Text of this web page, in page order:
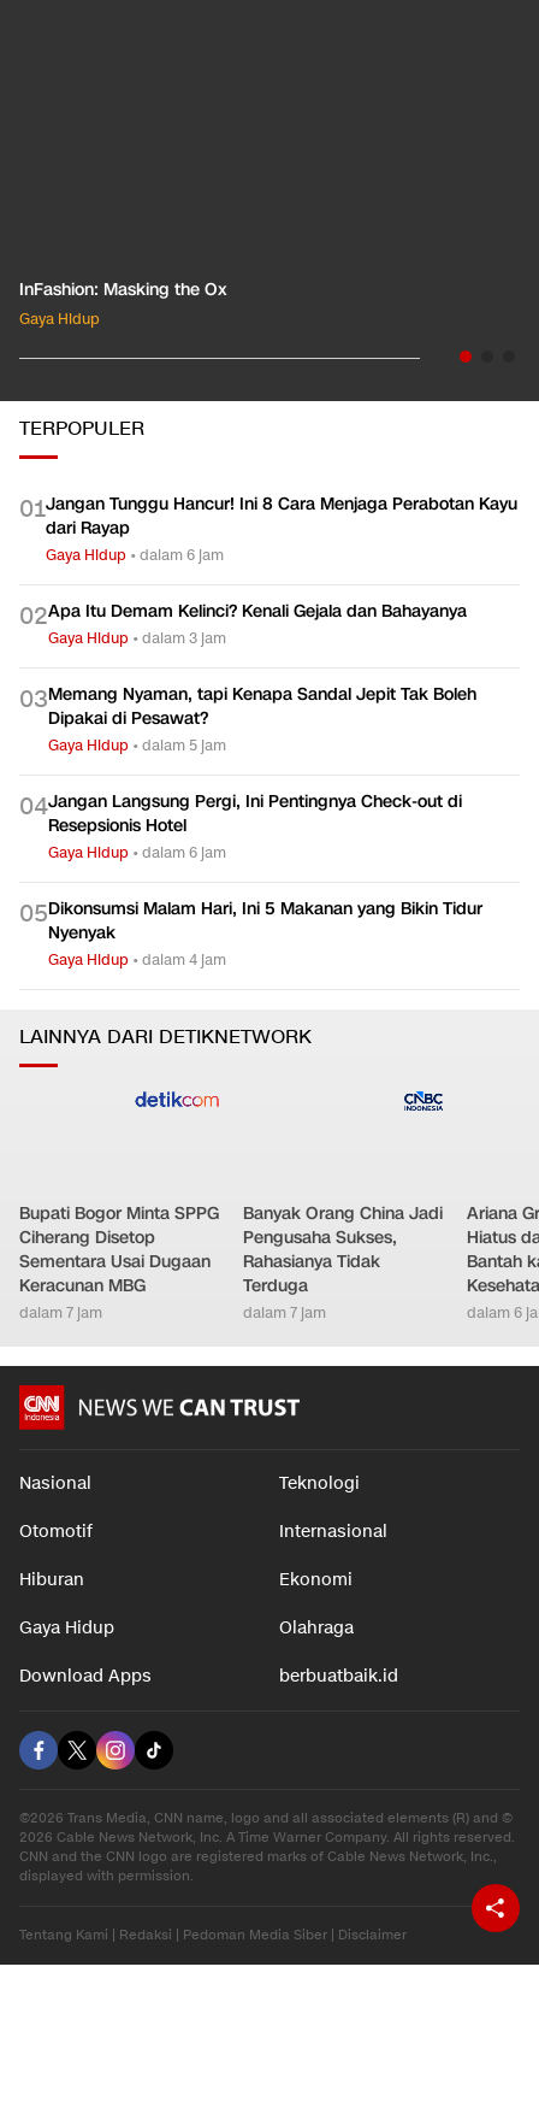
InFashion: Masking the Ox
Gaya Hidup
TERPOPULER
01Jangan Tunggu Hancur! Ini 8 Cara Menjaga Perabotan Kayu
dari Rayap
Gaya Hidup •dalam 6 jam
02Apa Itu Demam Kelinci? Kenali Gejala dan Bahayanya
Gaya Hidup •dalam 3 jam
03Memang Nyaman, tapi Kenapa Sandal Jepit Tak Boleh
Dipakai di Pesawat?
Gaya Hidup •dalam 5 jam
04Jangan Langsung Pergi, Ini Pentingnya Check-out di
Resepsionis Hotel
Gaya Hidup •dalam 6 jam
05Dikonsumsi Malam Hari, Ini 5 Makanan yang Bikin Tidur
Nyenyak
Gaya Hidup •dalam 4 jam
LAINNYA DARI DETIKNETWORK
Bupati Bogor Minta SPPG
Ciherang Disetop
Sementara Usai Dugaan
Keracunan MBG
dalam 7 jam
Banyak Orang China Jadi
Pengusaha Sukses,
Rahasianya Tidak
Terduga
dalam 7 jam
Ariana
Hiatus
Bantah
dalam 6
Nasional Teknologi
Otomotif Internasional
Hiburan Ekonomi
Gaya Hidup Olahraga
Download Apps berbuatbaik.id
©2026 Trans Media, CNN name, logo and all associated elements (R) and ©
2026 Cable News Network, Inc. A Time Warner Company. All rights reserved.
CNN and the CNN logo are registered marks of Cable News Network, Inc.,
displayed with permission.
Tentang Kami Redaksi Pedoman Media Siber Disclaimer